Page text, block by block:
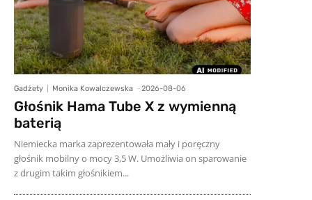
Gadżety Monika Kowalczewska - 2026-08-06
Głośnik Hama Tube X z wymienną
baterią
Niemiecka marka zaprezentowała mały i poręczny
głośnik mobilny o mocy 3,5 W. Umożliwia on sparowanie
z drugim takim głośnikiem...